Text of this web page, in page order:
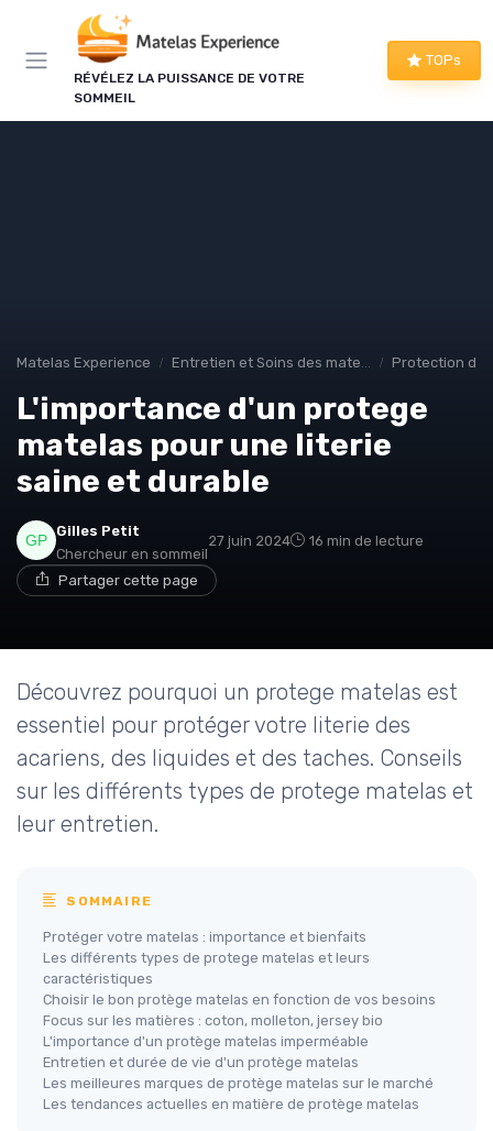
RÉVÉLEZ LA PUISSANCE DE VOTRE
SOMMEIL
TOPs
Matelas Experience Entretien et Soins des matelas Protection de
L'importance d'un protege
matelas pour une literie
saine et durable
Gilles Petit
Chercheur en sommeil
27 juin 2024 16 min de lecture
Partager cette page
Découvrez pourquoi un protege matelas est
essentiel pour protéger votre literie des
acariens, des liquides et des taches. Conseils
sur les différents types de protege matelas et
leur entretien.
SOMMAIRE
Protéger votre matelas : importance et bienfaits
Les différents types de protege matelas et leurs
caractéristiques
Choisir le bon protège matelas en fonction de vos besoins
Focus sur les matières : coton, molleton, jersey bio
L'importance d'un protège matelas imperméable
Entretien et durée de vie d'un protège matelas
Les meilleures marques de protège matelas sur le marché
Les tendances actuelles en matière de protège matelas
Panneau de gestion des cookies